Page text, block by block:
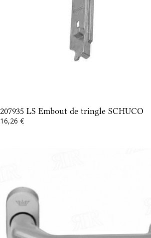
207935 LS Embout de tringle SCHUCO
16,26 €